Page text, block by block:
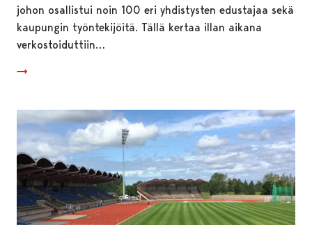
johon osallistui noin 100 eri yhdistysten edustajaa sekä
kaupungin työntekijöitä. Tällä kertaa illan aikana
verkostoiduttiin…